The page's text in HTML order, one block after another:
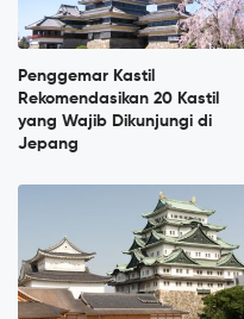
Penggemar Kastil
Rekomendasikan 20 Kastil
yang Wajib Dikunjungi di
Jepang